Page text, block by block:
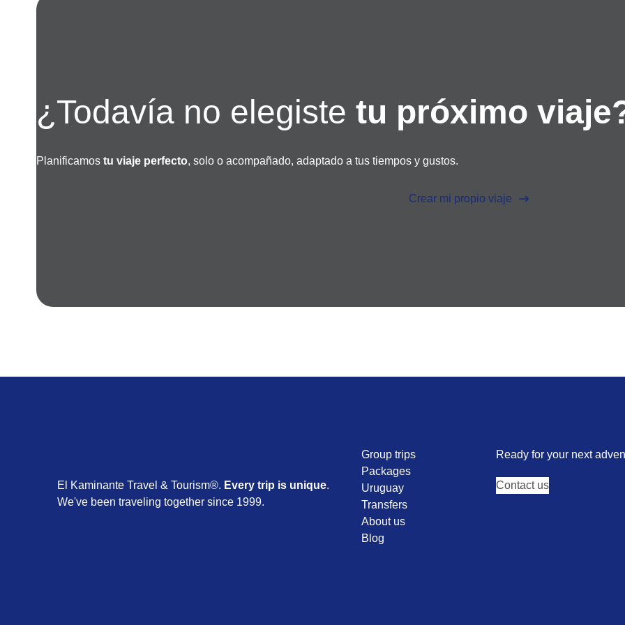
¿Todavía no elegistetu próximo
Planificamostu viaje perfecto, solo o acompañado, adaptado a tus tiempos y gustos.
Crear mi propio viaje
El Kaminante Travel & Tourism®. Every trip is unique.
We've been traveling together since 1999.
Group trips
Packages
Uruguay
Transfers
About us
Blog
Ready for your next
Contact us